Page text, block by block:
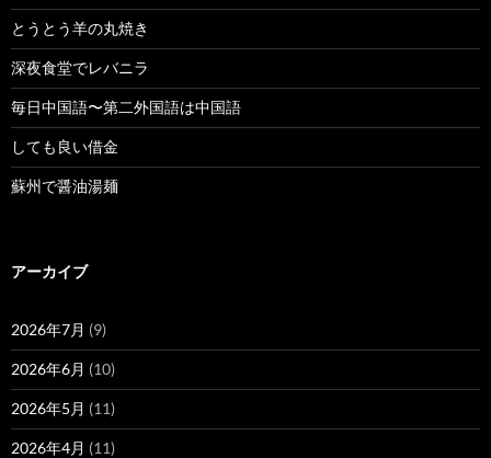
とうとう羊の丸焼き
深夜食堂でレバニラ
毎日中国語〜第二外国語は中国語
しても良い借金
蘇州で醤油湯麺
アーカイブ
2026年7月 (9)
2026年6月 (10)
2026年5月 (11)
2026年4月 (11)